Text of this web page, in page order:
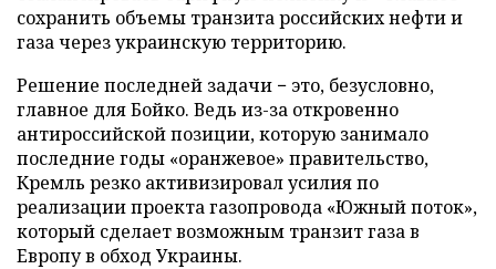
сохранить объемы транзита российских нефти и
газа через украинскую территорию.
Решение последней задачи − это, безусловно,
главное для Бойко. Ведь из-за откровенно
антироссийской позиции, которую занимало
последние годы «оранжевое» правительство,
Кремль резко активизировал усилия по
реализации проекта газопровода «Южный поток»,
который сделает возможным транзит газа в
Европу в обход Украины.